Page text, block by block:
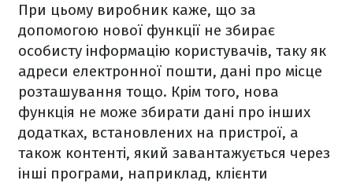
При цьому виробник каже, що за
допомогою нової функції не збирає
особисту інформацію користувачів, таку як
адреси електронної пошти, дані про місце
розташування тощо. Крім того, нова
функція не може збирати дані про інших
додатках, встановлених на пристрої, а
також контенті, який завантажується через
інші програми, наприклад, клієнти